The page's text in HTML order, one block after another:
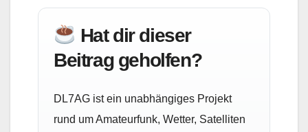
Hat dir dieser
Beitrag geholfen?
DL7AG ist ein unabhängiges Projekt
rund um Amateurfunk, Wetter, Satelliten